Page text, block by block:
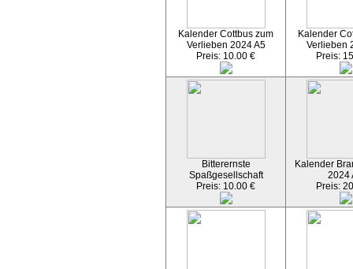
Kalender Cottbus zum
Verlieben 2024 A5
Preis: 10.00 €
Kalender
Verlieben
Preis:
Bitterernste
Spaßgesellschaft
Preis: 10.00 €
Kalender
2024
Preis: